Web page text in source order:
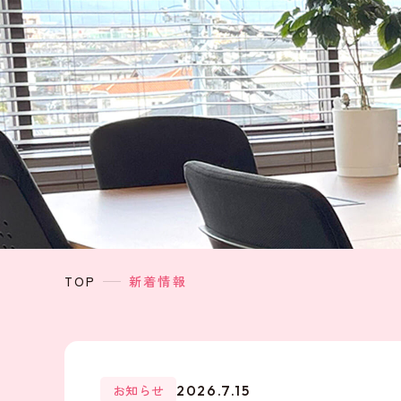
TOP 新着情報
お知らせ 2026.7.15